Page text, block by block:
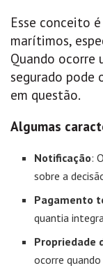
Esse conceito
marítimos,
Quando ocorre
segurado pode
em questão.
Algumas
Notificação:
sobre a
Pagamento
quantia
Propriedade
ocorre